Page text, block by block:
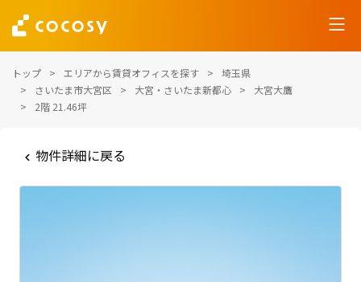
トップ エリアから賃貸オフィスを探す
埼玉県
さいたま市大宮区
大宮・さいたま新都心
大宮大鷹
2階 21.46坪
物件詳細に戻る